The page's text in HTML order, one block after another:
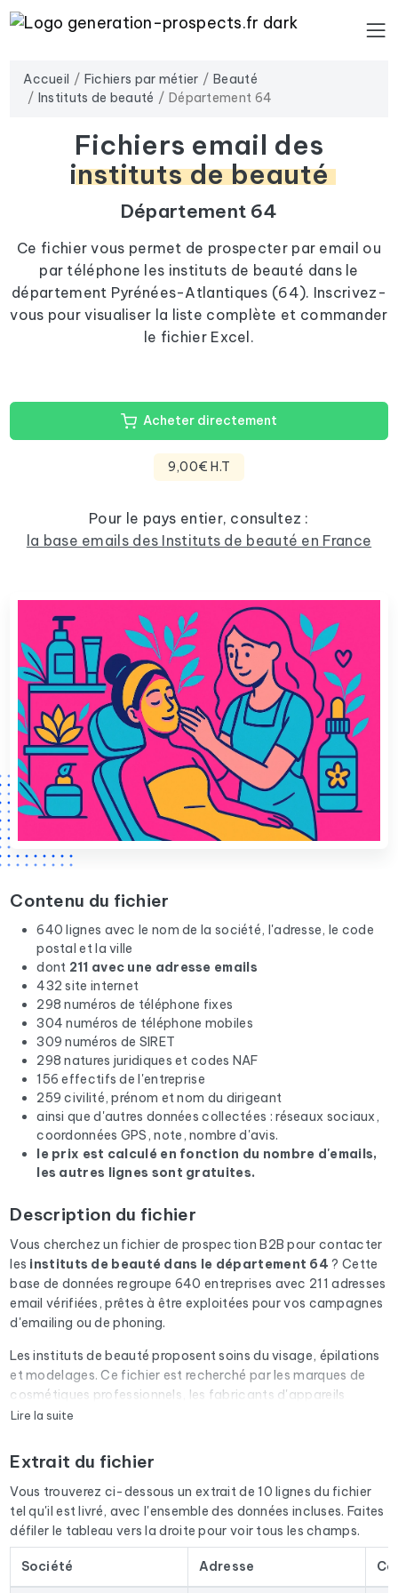
Accueil Fichiers par métier
Beauté
Instituts de beauté
Département 64
Fichiers email des
instituts de beauté
Département 64
Ce fichier vous permet de prospecter par email ou
par téléphone les instituts de beauté dans le
département Pyrénées-Atlantiques (64). Inscrivez-
vous pour visualiser la liste complète et commander
le fichier Excel.
Acheter directement
9,00€ H.T
Pour le pays entier, consultez :
la base emails des Instituts de beauté en France
Contenu du fichier
640 lignes avec le nom de la société, l'adresse, le code
postal et la ville
dont 211 avec une adresse emails
432 site internet
298 numéros de téléphone fixes
304 numéros de téléphone mobiles
309 numéros de SIRET
298 natures juridiques et codes NAF
156 effectifs de l'entreprise
259 civilité, prénom et nom du dirigeant
ainsi que d'autres données collectées : réseaux sociaux,
coordonnées GPS, note, nombre d'avis.
le prix est calculé en fonction du nombre d'emails,
les autres lignes sont gratuites.
Description du fichier
Vous cherchez un fichier de prospection B2B pour contacter
les instituts de beauté dans le département 64 ? Cette
base de données regroupe 640 entreprises avec 211 adresses
email vérifiées, prêtes à être exploitées pour vos campagnes
d'emailing ou de phoning.
Les instituts de beauté proposent soins du visage, épilations
et modelages. Ce fichier est recherché par les marques de
cosmétiques professionnels, les fabricants d'appareils
esthétiques (laser, LED) et les fournisseurs de cires et
Chaque email du fichier passe par une vérification
automatique via Cleanmylist.email avant d'être inclus. Les
adresses invalides, les boîtes pleines et les domaines expirés
sont retirés. Résultat : un taux de bounce bas et des
campagnes qui arrivent en boîte de réception.
Lire la suite
Extrait du fichier
Vous trouverez ci-dessous un extrait de 10 lignes du fichier
tel qu'il est livré, avec l'ensemble des données incluses. Faites
défiler le tableau vers la droite pour voir tous les champs.
Société Adresse